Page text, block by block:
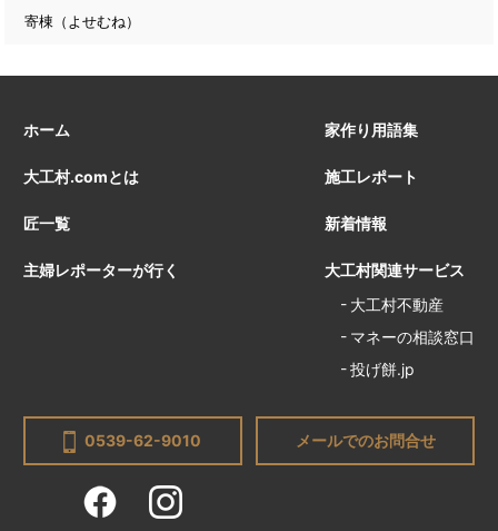
寄棟（よせむね）
ホーム
大工村.comとは
匠一覧
主婦レポーターが行く
家作り用語集
施工レポート
新着情報
大工村関連サービス
大工村不動産
マネーの相談窓口
投げ餅.jp
0539-62-9010 メールでのお問合せ